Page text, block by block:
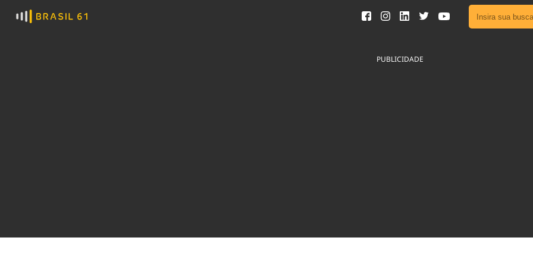
Ver
PUBLICIDADE